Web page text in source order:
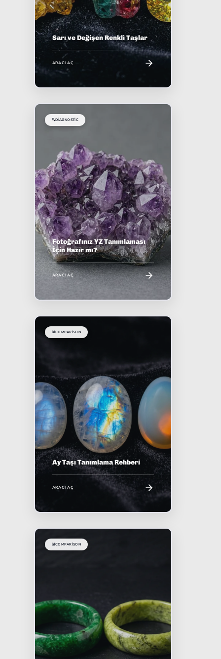
Sarı ve Değişen Renkli Taşlar
ARACI AÇ
🔍DIAGNOSTIC
Fotoğrafınız YZ Tanımlaması
İçin Hazır mı?
ARACI AÇ
📊COMPARISON
Ay Taşı Tanımlama Rehberi
ARACI AÇ
📊COMPARISON